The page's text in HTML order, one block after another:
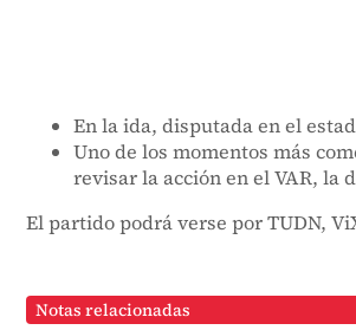
En la ida, disputada en el
Uno de los momentos más
revisar la acción en el VAR, la
El partido podrá verse por TUDN,
Notas relacionadas